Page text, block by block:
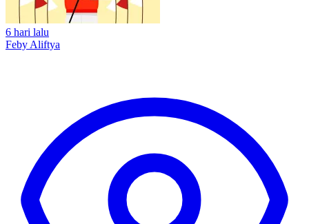
6 hari lalu
Feby Aliftya